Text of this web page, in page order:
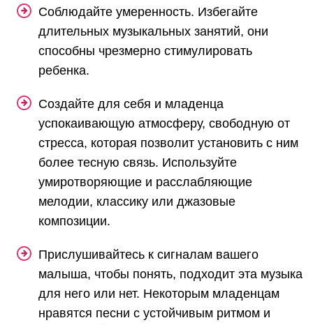
Соблюдайте умеренность. Избегайте
длительных музыкальных занятий, они
способны чрезмерно стимулировать
ребенка.
Создайте для себя и младенца
успокаивающую атмосферу, свободную от
стресса, которая позволит установить с ним
более тесную связь. Используйте
умиротворяющие и расслабляющие
мелодии, классику или джазовые
композиции.
Прислушивайтесь к сигналам вашего
малыша, чтобы понять, подходит эта музыка
для него или нет. Некоторым младенцам
нравятся песни с устойчивым ритмом и